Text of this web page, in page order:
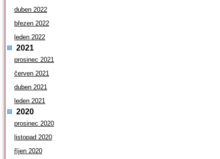
duben 2022
březen 2022
leden 2022
2021
prosinec 2021
červen 2021
duben 2021
leden 2021
2020
prosinec 2020
listopad 2020
říjen 2020